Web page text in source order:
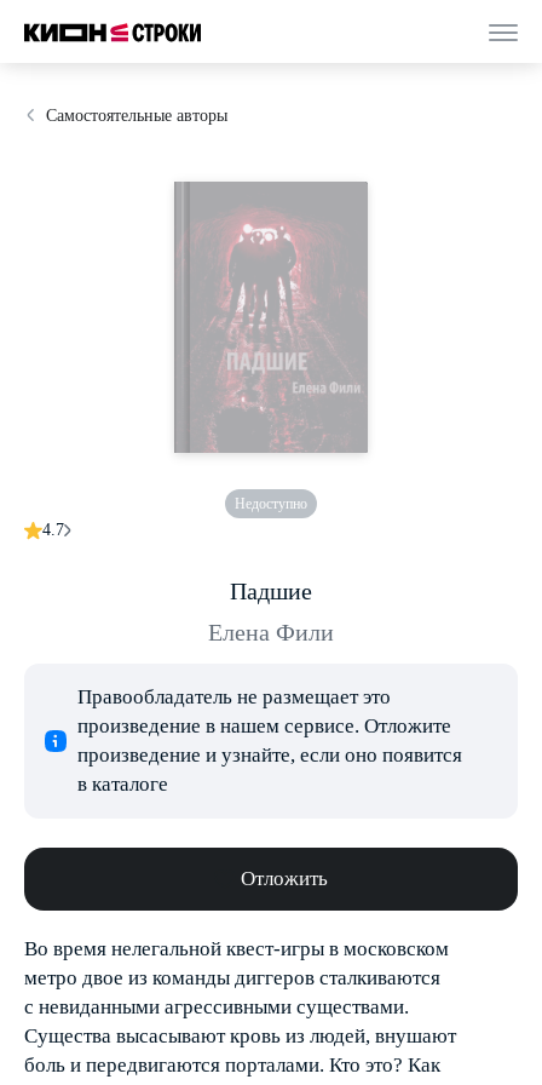
Самостоятельные авторы
Недоступно
4.7
Падшие
Елена Фили
Правообладатель не размещает это
произведение в нашем сервисе. Отложите
произведение и узнайте, если оно появится
в каталоге
Отложить
Во время нелегальной квест-игры в московском
метро двое из команды диггеров сталкиваются
с невиданными агрессивными существами.
Существа высасывают кровь из людей, внушают
боль и передвигаются порталами. Кто это? Как